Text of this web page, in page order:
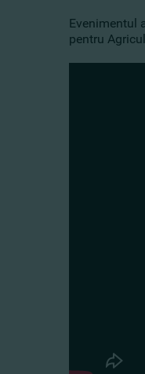
Evenimentul
pentru